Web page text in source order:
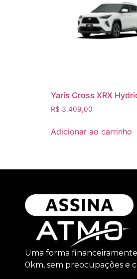
Yaris Cross XRX
R$ 3.409,00
Adicionar ao carrinho
Uma forma
0km, sem preocupações e